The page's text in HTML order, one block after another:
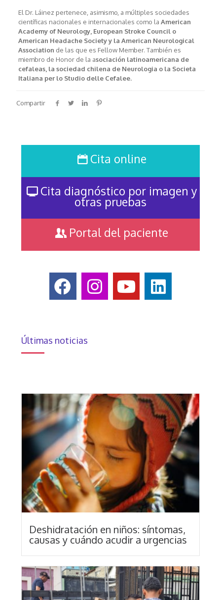
El Dr. Láinez pertenece, asimismo, a múltiples sociedades
científicas nacionales e internacionales como la American
Academy of Neurology, European Stroke Council o
American Headache Society y la American Neurological
Association de las que es Fellow Member. También es
miembro de Honor de la asociación latinoamericana de
cefaleas, la sociedad chilena de Neurologia o la Societa
Italiana per lo Studio delle Cefalee.
Compartir
Cita online
Cita diagnóstico por imagen y
otras pruebas
Portal del paciente
Últimas noticias
Deshidratación en niños: síntomas,
causas y cuándo acudir a urgencias